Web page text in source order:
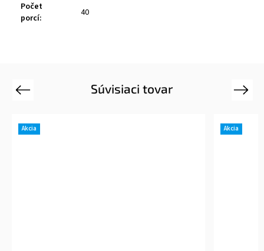
Počet
porcí: 40
Súvisiaci tovar
Previous
Akcia Akcia
Next